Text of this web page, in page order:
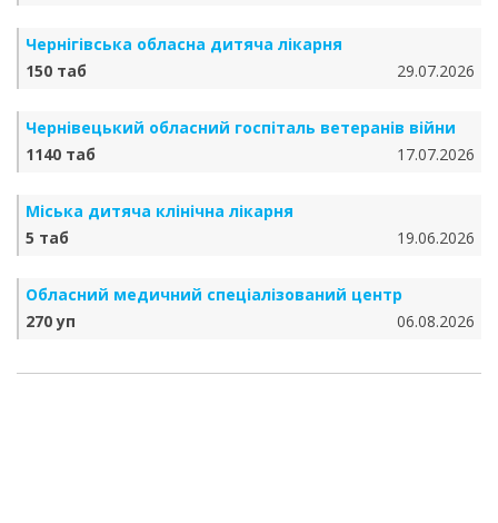
Чернігівська обласна дитяча лікарня
150 таб
29.07.2026
Чернівецький обласний госпіталь ветеранів війни
1140 таб
17.07.2026
Міська дитяча клінічна лікарня
5 таб
19.06.2026
Обласний медичний спеціалізований центр
270 уп
06.08.2026